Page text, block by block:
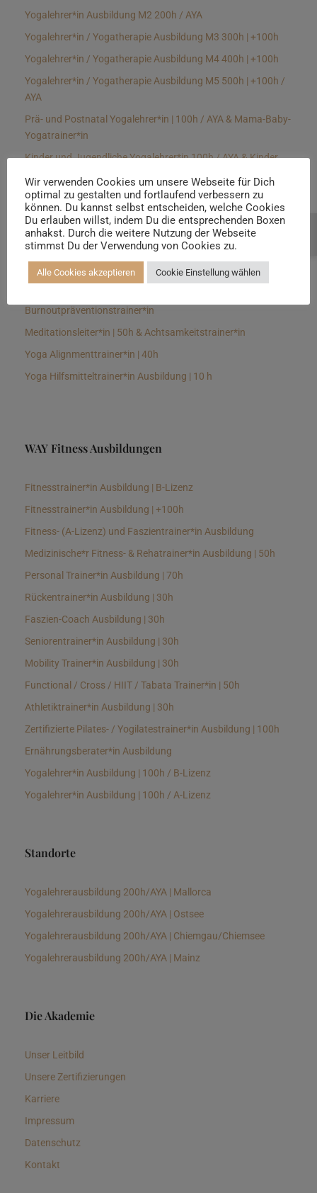
Yogalehrer*in Ausbildung M2 200h / AYA
Yogalehrer*in / Yogatherapie Ausbildung M3 300h | +100h
Yogalehrer*in / Yogatherapie Ausbildung M4 400h | +100h
Yogalehrer*in / Yogatherapie Ausbildung M5 500h | +100h /
AYA
Prä- und Postnatal Yogalehrer*in | 100h / AYA & Mama-Baby-
Yogatrainer*in
Kinder und Jugendliche Yogalehrer*in 100h / AYA & Kinder
Yin Yogalehrer*in | 100 h & Faszientrainer*in
Hormon Yogalehrer*in / Yogatherapeut*in &
Stressmanagementtrainer*in | 70h
Longevitytrainer*in
Burnoutpräventionstrainer*in
Meditationsleiter*in | 50h & Achtsamkeitstrainer*in
Yoga Alignmenttrainer*in | 40h
Yoga Hilfsmitteltrainer*in Ausbildung | 10 h
WAY Fitness Ausbildungen
Fitnesstrainer*in Ausbildung | B-Lizenz
Fitnesstrainer*in Ausbildung | +100h
Fitness- (A-Lizenz) und Faszientrainer*in Ausbildung
Medizinische*r Fitness- & Rehatrainer*in Ausbildung | 50h
Personal Trainer*in Ausbildung | 70h
Rückentrainer*in Ausbildung | 30h
Faszien-Coach Ausbildung | 30h
Seniorentrainer*in Ausbildung | 30h
Mobility Trainer*in Ausbildung | 30h
Functional / Cross / HIIT / Tabata Trainer*in | 50h
Athletiktrainer*in Ausbildung | 30h
Zertifizierte Pilates- / Yogilatestrainer*in Ausbildung | 100h
Ernährungsberater*in Ausbildung
Yogalehrer*in Ausbildung | 100h / B-Lizenz
Yogalehrer*in Ausbildung | 100h / A-Lizenz
Standorte
Yogalehrerausbildung 200h/AYA | Mallorca
Yogalehrerausbildung 200h/AYA | Ostsee
Yogalehrerausbildung 200h/AYA | Chiemgau/Chiemsee
Yogalehrerausbildung 200h/AYA | Mainz
Die Akademie
Unser Leitbild
Unsere Zertifizierungen
Karriere
Impressum
Datenschutz
Kontakt
Wir verwenden Cookies um unsere Webseite für Dich
optimal zu gestalten und fortlaufend verbessern zu
können. Du kannst selbst entscheiden, welche Cookies
Du erlauben willst, indem Du die entsprechenden Boxen
anhakst. Durch die weitere Nutzung der Webseite
stimmst Du der Verwendung von Cookies zu.
Alle Cookies akzeptieren Cookie Einstellung wählen
Beratung buchen